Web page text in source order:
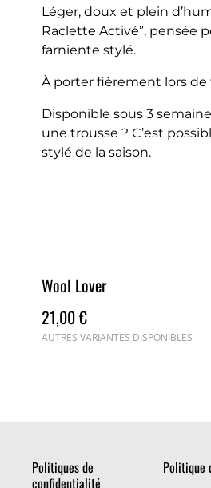
Léger, doux et plein
Raclette Activé”, pensée
farniente stylé.
À porter fièrement lors de
Disponible sous 3
une trousse ? C’est
stylé de la saison.
Wool Lover
21,00 €
AUTRES VARIANTES DISPONIBLES
Politiques de
confidentialité
Politique